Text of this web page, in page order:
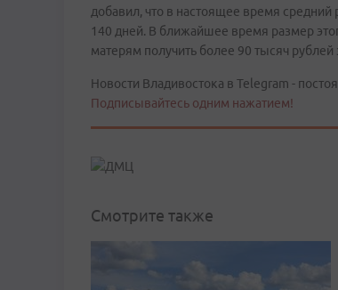
добавил, что в настоящее время средний
140 дней. В ближайшее время размер
матерям получить более 90 тысяч рублей
Новости Владивостока в Telegram -
Подписывайтесь одним нажатием!
Смотрите также